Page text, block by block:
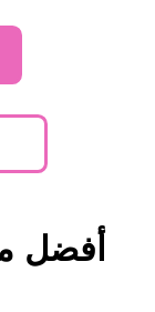
أفضل